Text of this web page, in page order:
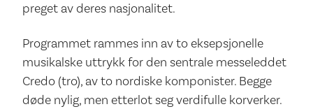
preget av deres nasjonalitet.
Programmet rammes inn av to eksepsjonelle
musikalske uttrykk for den sentrale messeleddet
Credo (tro), av to nordiske komponister. Begge
døde nylig, men etterlot seg verdifulle korverker.